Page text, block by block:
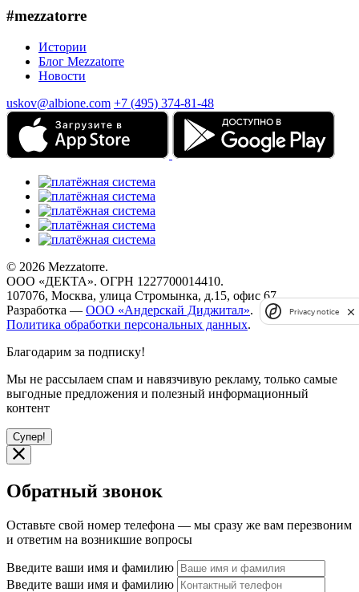
#mezzatorre
Истории
Блог Mezzatorre
Новости
uskov@albione.com +7 (495) 374-81-48
© 2026 Mezzatorre.
ООО «ДЕКТА». ОГРН 1227700014410.
107076, Москва, улица Стромынка, д.15, офис 67.
Разработка — ООО «Андерскай Диджитал».
Политика обработки персональных данных.
Благодарим за подписку!
Мы не рассылаем спам и навязчивую рекламу, только самые
выгодные предложения и полезный информационный
контент
Супер!
Обратный звонок
Оставьте свой номер телефона — мы сразу же вам перезвоним
и ответим на возникшие вопросы
Введите ваши имя и фамилию
Введите ваши имя и фамилию
Privacy notice